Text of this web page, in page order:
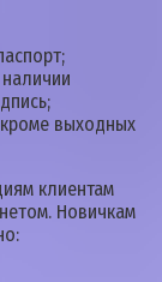
выходных
клиентам
Новичкам